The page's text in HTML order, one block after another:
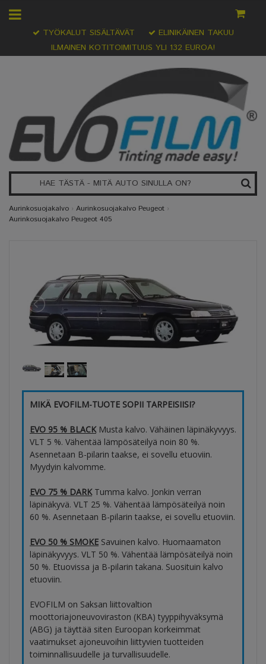
ILMAINEN KOTITOIMITUUS YLI 132 EUROA!
TYÖKALUT SISÄLTÄVÄT ELINIKÄINEN TAKUU
Aurinkosuojakalvo › Aurinkosuojakalvo Peugeot ›
Aurinkosuojakalvo Peugeot 405
MIKÄ EVOFILM-TUOTE SOPII TARPEISIISI?
EVO 95 % BLACKMusta kalvo. Vähäinen läpinäkyvyys.
VLT 5 %. Vähentää lämpösäteilyä noin 80 %.
Asennetaan B-pilarin taakse, ei sovellu etuoviin.
Myydyin kalvomme.
EVO 75 % DARKTumma kalvo. Jonkin verran
läpinäkyvä. VLT 25 %. Vähentää lämpösäteilyä noin
60 %. Asennetaan B-pilarin taakse, ei sovellu etuoviin.
EVO 50 % SMOKE Savuinen kalvo. Huomaamaton
läpinäkyvyys. VLT 50 %. Vähentää lämpösäteilyä noin
50 %. Etuovissa ja B-pilarin takana. Suosituin kalvo
etuoviin.
EVOFILM on Saksan liittovaltion
moottoriajoneuvoviraston (KBA) tyyppihyväksymä
(ABG) ja täyttää siten Euroopan korkeimmat
vaatimukset ajoneuvoihin liittyvien tuotteiden
toiminnallisuudelle ja turvallisuudelle.